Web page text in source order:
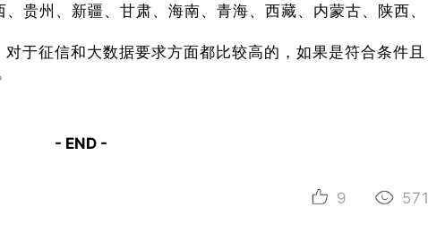
贵州、新疆、甘肃、海南、青海、西藏、内蒙古、陕西、
于征信和大数据要求方面都比较高的，如果是符合条件且
- END -
571
9